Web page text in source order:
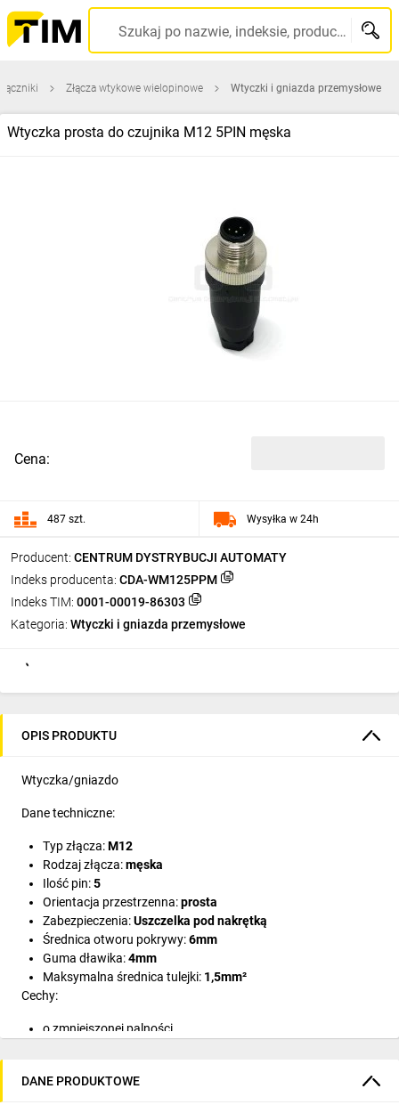
Szukaj po nazwie, indeksie, producencie, kodzie kreskowym...
Złącza wtykowe wielopinowe Wtyczki i gniazda przemysłowe
Wtyczka prosta do czujnika M12 5PIN męska
Producent: CENTRUM DYSTRYBUCJI AUTOMATY
Indeks producenta: CDA-WM125PPM
Indeks TIM: 0001-00019-86303
Kategoria: Wtyczki i gniazda przemysłowe
Cena:
487 szt. Wysyłka w 24h
OPIS PRODUKTU
Wtyczka/gniazdo
Dane techniczne:
Typ złącza:M12
Rodzaj złącza:męska
Ilość pin:5
Orientacja przestrzenna:prosta
Zabezpieczenia:Uszczelka pod nakrętką
Średnica otworu pokrywy:6mm
Guma dławika:4mm
Maksymalna średnica tulejki: 1,5mm²
Cechy:
o zmniejszonej palności
odporny na słoną wodę
DANE PRODUKTOWE